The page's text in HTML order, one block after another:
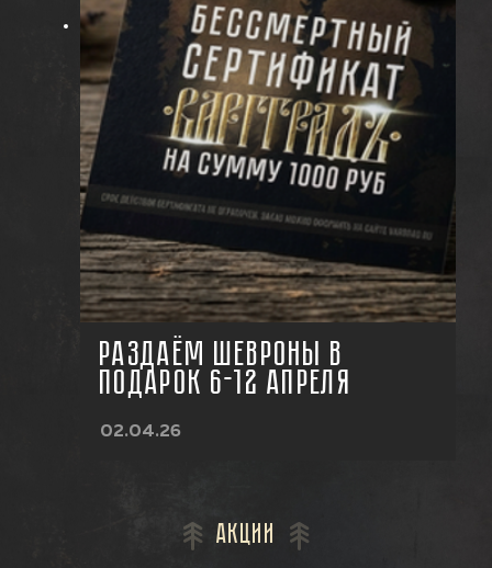
РАЗДАЁМ ШЕВРОНЫ В
ПОДАРОК 6-12 АПРЕЛЯ
02.04.26
Акции